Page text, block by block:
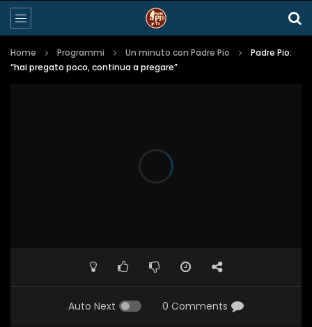
Home Programmi Un minuto con Padre Pio
Padre Pio:
“hai pregato poco, continua a pregare”
Auto Next 0 Comments